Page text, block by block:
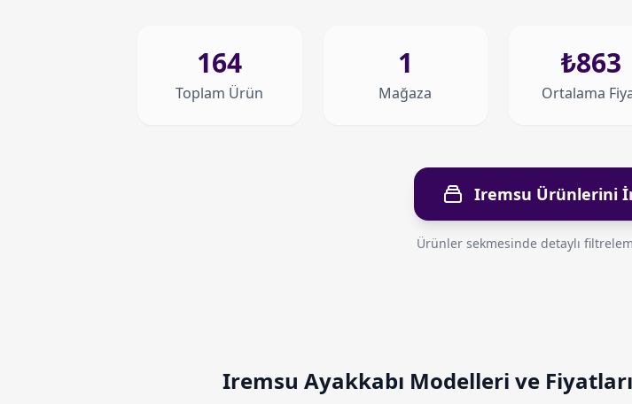
164
Toplam Ürün
1
Mağaza
₺863
Ortalama
Iremsu Ürünlerini
Ürünler sekmesinde detaylı
Iremsu Ayakkabı Modelleri ve Fiyatları